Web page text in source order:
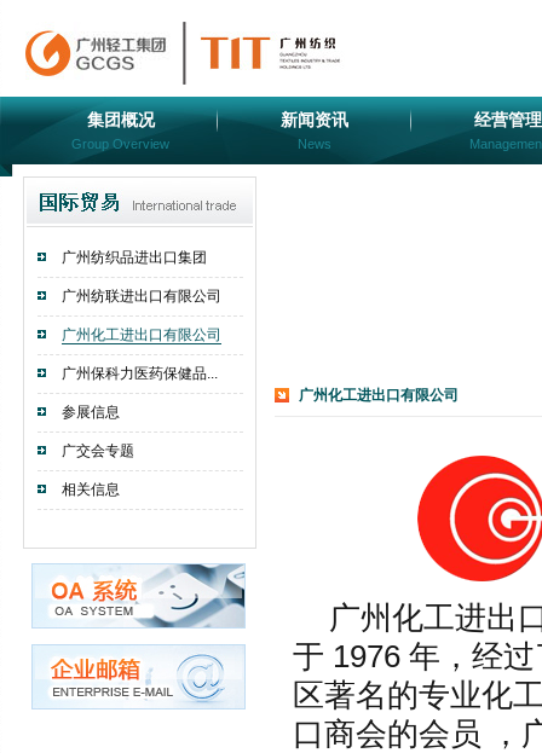
集团概况
Group Overview
新闻资讯
News
经营管理
广州纺织品进出口集团
广州纺联进出口有限公司
广州化工进出口有限公司
广州保科力医药保健品...
参展信息
广交会专题
相关信息
广州化工进出口有限公司
广州化工进出
于 1976 年，经
区著名的专业化
口商会的会员 ，